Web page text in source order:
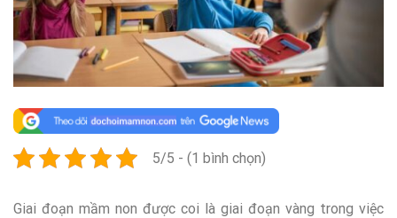
5/5 - (1 bình chọn)
Giai đoạn mầm non được coi là giai đoạn vàng trong việc